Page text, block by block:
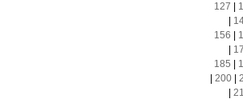
127
156
185
200|